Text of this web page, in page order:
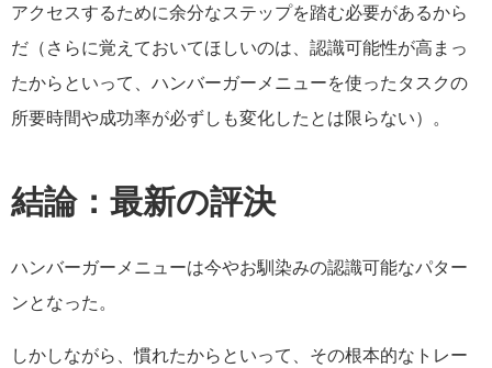
アクセスするために余分なステップを踏む必要があるから
だ（さらに覚えておいてほしいのは、認識可能性が高まっ
たからといって、ハンバーガーメニューを使ったタスクの
所要時間や成功率が必ずしも変化したとは限らない）。
結論：最新の評決
ハンバーガーメニューは今やお馴染みの認識可能なパター
ンとなった。
しかしながら、慣れたからといって、その根本的なトレー